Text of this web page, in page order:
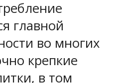
главной
во многих
крепкие
в том